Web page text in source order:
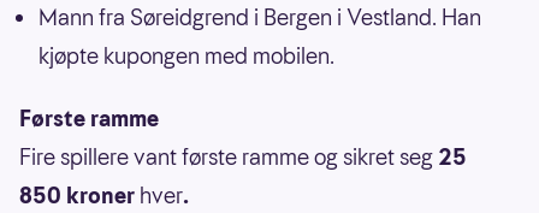
Mann fra Søreidgrend i Bergen i Vestland. Han
kjøpte kupongen med mobilen.
Første ramme
Fire spillere vant første ramme og sikret seg 25
850 kroner hver.